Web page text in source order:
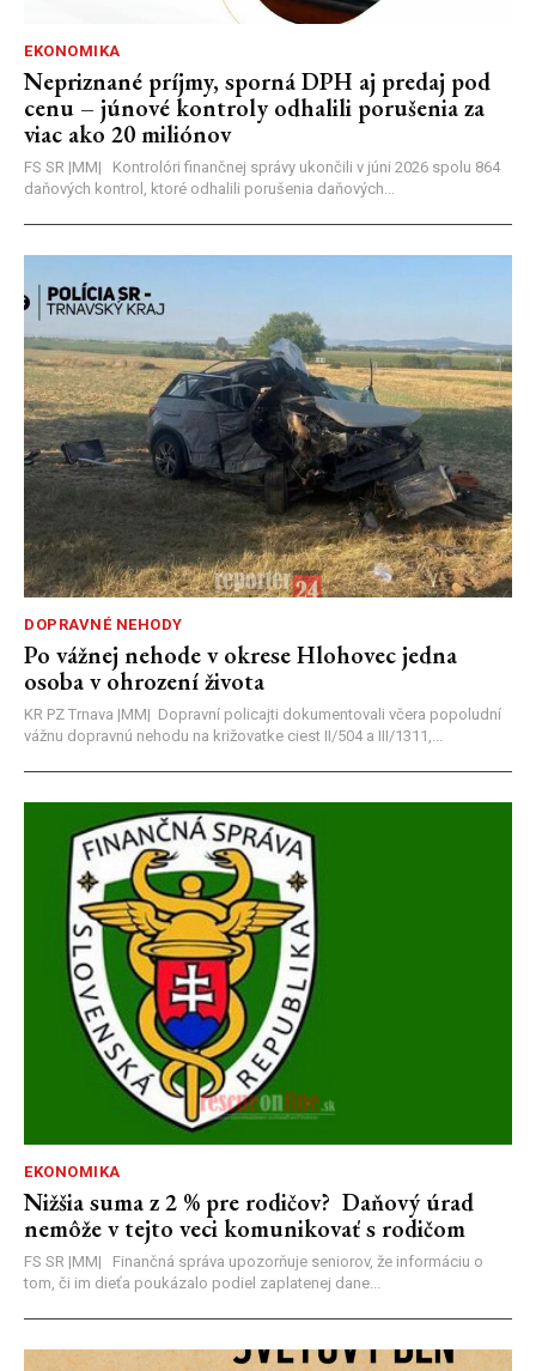
EKONOMIKA
Nepriznané príjmy, sporná DPH aj predaj pod
cenu – júnové kontroly odhalili porušenia za
viac ako 20 miliónov
FS SR |MM| Kontrolóri finančnej správy ukončili v júni 2026 spolu 864
daňových kontrol, ktoré odhalili porušenia daňových...
DOPRAVNÉ NEHODY
Po vážnej nehode v okrese Hlohovec jedna
osoba v ohrození života
KR PZ Trnava |MM| Dopravní policajti dokumentovali včera popoludní
vážnu dopravnú nehodu na križovatke ciest II/504 a III/1311,...
EKONOMIKA
Nižšia suma z 2 % pre rodičov? Daňový úrad
nemôže v tejto veci komunikovať s rodičom
FS SR |MM| Finančná správa upozorňuje seniorov, že informáciu o
tom, či im dieťa poukázalo podiel zaplatenej dane...